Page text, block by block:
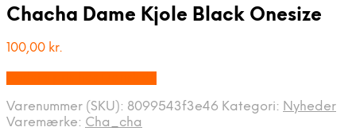
Chacha Dame Kjole Black Onesize
100,00 kr.
Varenummer (SKU): 8099543f3e46 Kategori: Nyheder
Varemærke: Cha_cha